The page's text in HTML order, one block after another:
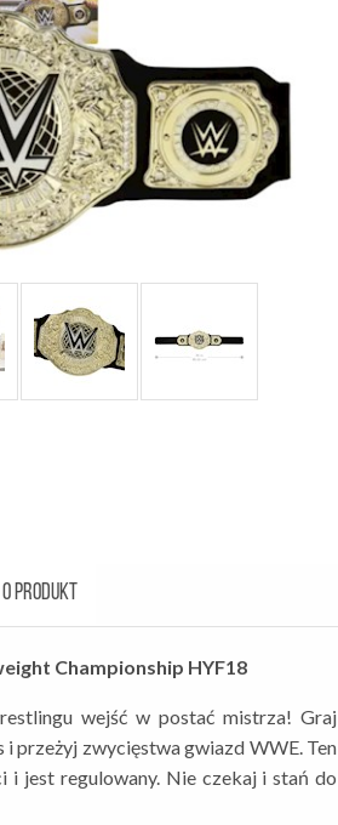
PRODUKT
Championship HYF18
wejść w postać mistrza! Graj
i przeżyj zwycięstwa gwiazd WWE. Ten
i jest regulowany. Nie czekaj i stań do